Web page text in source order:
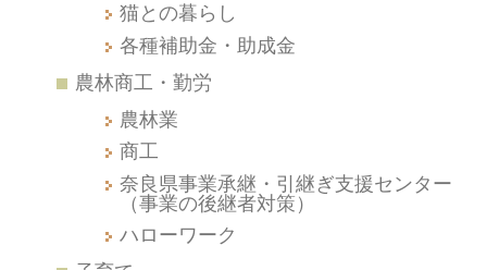
猫との暮らし
各種補助金・助成金
農林商工・勤労
農林業
商工
奈良県事業承継・引継ぎ支援センター
（事業の後継者対策）
ハローワーク